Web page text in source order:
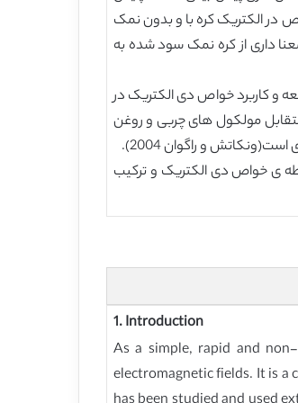
همکاران 1998).اخیرا احمد و همکاران 2007 اقدام به مطالعه ی خواص در الکتریک کره با و بدون نمک
اختلاف معنا داری از کره نمک سود شده به
و کاربرد خواص دی الکتریک در
مولکول های چربی و روغن
و راگوان 2004).
ی خواص دی الکتریک و ترکیب
1. Introduction
As a simple, rapid and
electromagnetic fields. It is